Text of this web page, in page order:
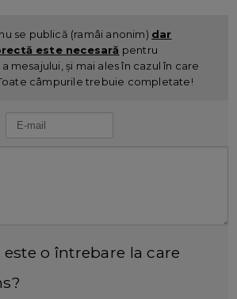
se publică (ramâi anonim) dar
este necesară pentru
mesajului, și mai ales în cazul în care
câmpurile trebuie completate!
o întrebare la care